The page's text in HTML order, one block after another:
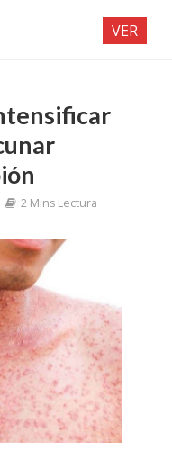
2 Mins Lectura
VER